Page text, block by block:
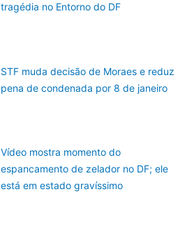
tragédia no Entorno do DF
STF muda decisão de Moraes e reduz
pena de condenada por 8 de janeiro
Vídeo mostra momento do
espancamento de zelador no DF; ele
está em estado gravíssimo